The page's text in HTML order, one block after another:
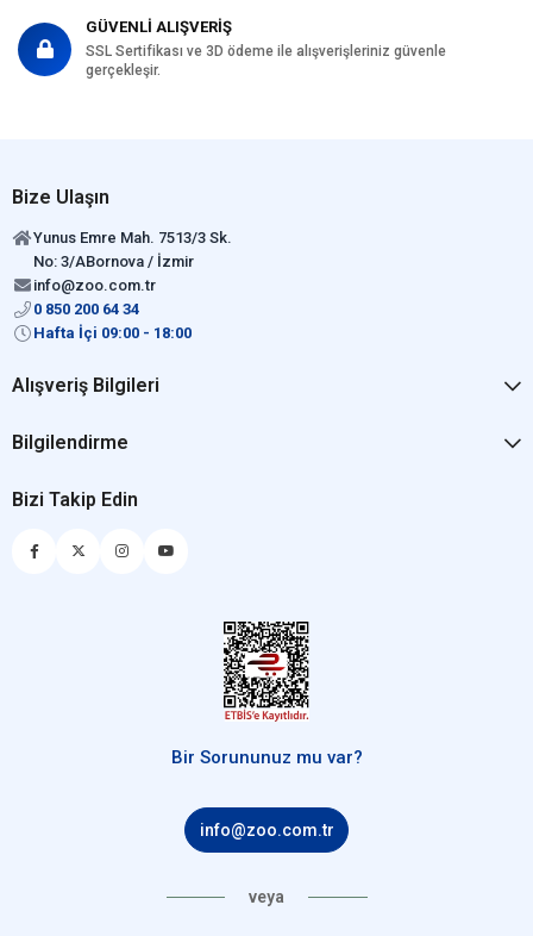
GÜVENLİ ALIŞVERİŞ
SSL Sertifikası ve 3D ödeme ile alışverişleriniz güvenle
gerçekleşir.
Bize Ulaşın
Yunus Emre Mah. 7513/3 Sk.
No: 3/ABornova / İzmir
info@zoo.com.tr
0 850 200 64 34
Hafta İçi 09:00 - 18:00
Alışveriş Bilgileri
Bilgilendirme
Bizi Takip Edin
Bir Sorununuz mu var?
info@zoo.com.tr
veya